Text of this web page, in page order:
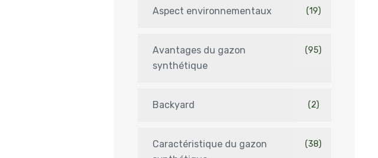
Aspect environnementaux (19)
Avantages du gazon
synthétique
(95)
Backyard (2)
Caractéristique du gazon
(38)